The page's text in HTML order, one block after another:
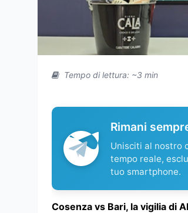
Tempo di lettura: ~3 min
Rimani
Unisciti al nostro
tempo reale,
tuo smartphone.
Cosenza vs Bari, la vigilia di